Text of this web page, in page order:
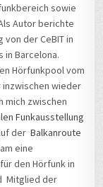
sowie
Autor berichte
der CeBIT in
in Barcelona.
Hörfunkpool vom
inzwischen wieder
mich zwischen
Funkausstellung
derBalkanroute
eine
den Hörfunk in
Mitglied der